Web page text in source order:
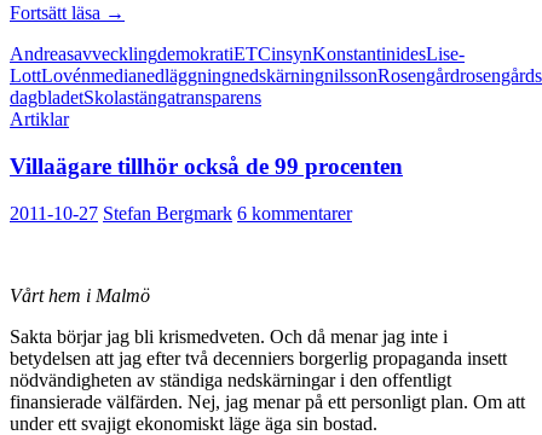
Fortsätt läsa Insyn
A
och
O
demokrati
→
AndreasavvecklingdemokratiETCinsynKonstantinidesLise-
LottLovénmedianedläggningnedskärningnilssonRosengård
dagbladetSkolastängatransparens
Artiklar
Villaägare tillhör också de 99 procenten
2011-10-27 Stefan Bergmark 6 kommentarer
Vårt hem i Malmö
Sakta börjar jag bli krismedveten. Och då menar jag inte i
betydelsen att jag efter två decenniers borgerlig propaganda insett
nödvändigheten av ständiga nedskärningar i den offentligt
finansierade välfärden. Nej, jag menar på ett personligt plan. Om att
under ett svajigt ekonomiskt läge äga sin bostad.